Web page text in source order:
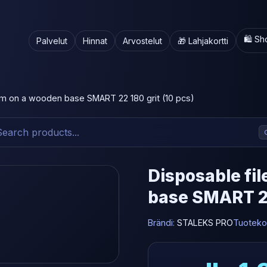
Palvelut Hinnat Arvostelut 🎁 Lahjakortti 🛍️
on a wooden base SMART 22 180 grit (10 pcs)
Disposable
base SMART
Brändi: STALEKS PRO